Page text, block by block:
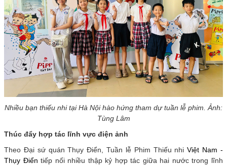
Nhiều bạn thiếu nhi tại Hà Nội hào hứng tham dự tuần lễ phim. Ảnh:
Tùng Lâm
Thúc đẩy hợp tác lĩnh vực điện ảnh
Theo Đại sứ quán Thụy Điển, Tuần lễ Phim Thiếu nhiViệt Nam -
Thụy Điển tiếp nối nhiều thập kỷ hợp tác giữa hai nước trong lĩnh